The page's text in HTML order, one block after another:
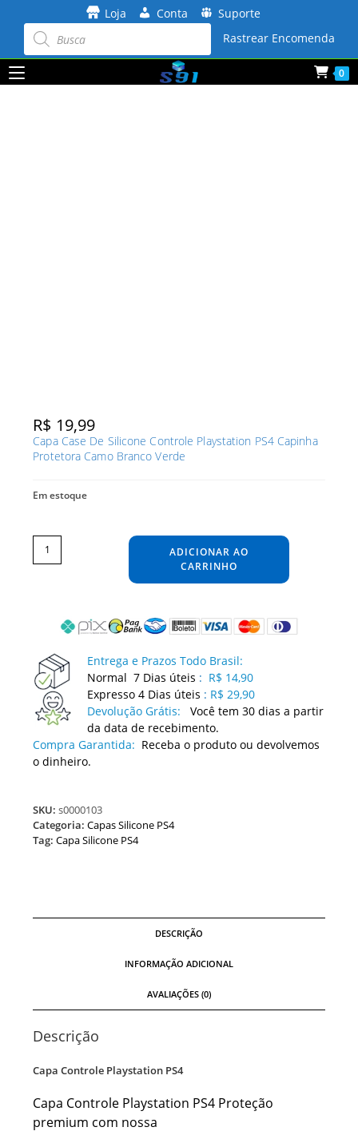
conteúdo
Loja Conta Suporte
Pesquisar
produtos Rastrear Encomenda
0
R$ 19,99
Capa Case De Silicone Controle Playstation PS4 Capinha
Protetora Camo Branco Verde
Em estoque
Capa
Case
De
Silicone
Playstation
ADICIONAR AO
CARRINHO
Entrega e Prazos Todo Brasil:
Normal 7 Dias úteis : R$ 14,90
Expresso 4 Dias úteis : R$ 29,90
Devolução Grátis:
Você tem 30 dias a partir
da data de recebimento.
Compra Garantida: Receba o produto ou devolvemos
o dinheiro.
SKU:s0000103
Categoria:Capas Silicone PS4
Tag:Capa Silicone PS4
DESCRIÇÃO
INFORMAÇÃO ADICIONAL
AVALIAÇÕES (0)
Descrição
Capa Controle Playstation PS4
Capa Controle Playstation PS4 Proteção
premium com nossa